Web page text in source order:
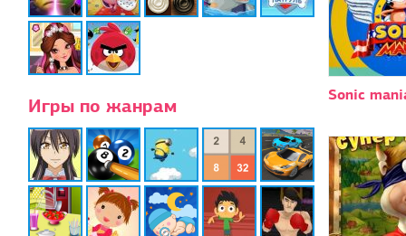
Игры по жанрам Sonic